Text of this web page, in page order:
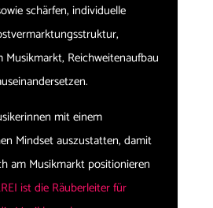
schärfen, individuelle
Musikmarkt, Reichweitenaufbau
mit einem
Mindset auszustatten, damit
am Musikmarkt positionieren
ist die Räuberleiter für